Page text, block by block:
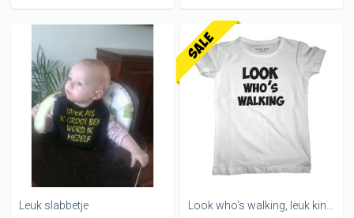
Leuk slabbetje